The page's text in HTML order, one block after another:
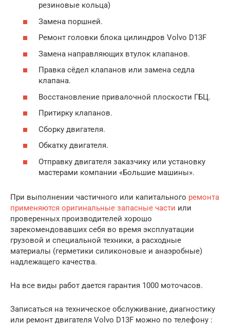
резиновые кольца)
Замена поршней.
Ремонт головки блока цилиндров Volvo D13F
Замена направляющих втулок клапанов.
Правка сёдел клапанов или замена седла
клапана.
Восстановление привалочной плоскости ГБЦ.
Притирку клапанов.
Сборку двигателя.
Обкатку двигателя.
Отправку двигателя заказчику или установку
мастерами компании «Большие машины».
При выполнении частичного или капитального ремонта
применяются оригинальные запасные части или
проверенных производителей хорошо
зарекомендовавших себя во время эксплуатации
грузовой и специальной техники, а расходные
материалы (герметики силиконовые и анаэробные)
надлежащего качества.
На все виды работ дается гарантия 1000 моточасов.
Записаться на техническое обслуживание, диагностику
или ремонт двигателя Volvo D13F можно по телефону :